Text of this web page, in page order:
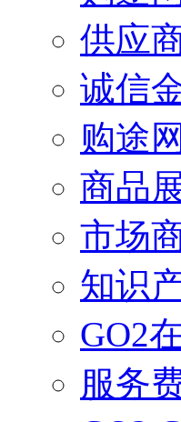
供应
诚信
购途
商品
市场
知识
GO2
服务